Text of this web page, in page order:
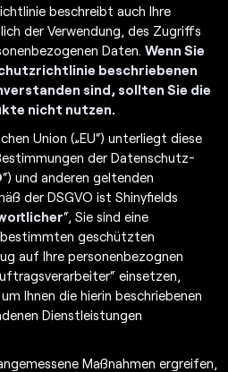
beschreibt auch Ihre
der Verwendung, des Zugriffs
Daten. Wenn Sie
beschriebenen
sind, sollten Sie die
nicht nutzen.
Union („EU“) unterliegt diese
der Datenschutz-
“) und anderen geltenden
der DSGVO ist Shinyfields
“, Sie sind eine
geschützten
auf Ihre personenbezognen
einsetzen,
Ihnen die hierin beschriebenen
Dienstleistungen
Maßnahmen ergreifen,